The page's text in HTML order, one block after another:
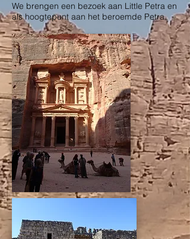
We brengen een bezoek aan Little Petra en
als hoogtepunt aan het beroemde Petra.